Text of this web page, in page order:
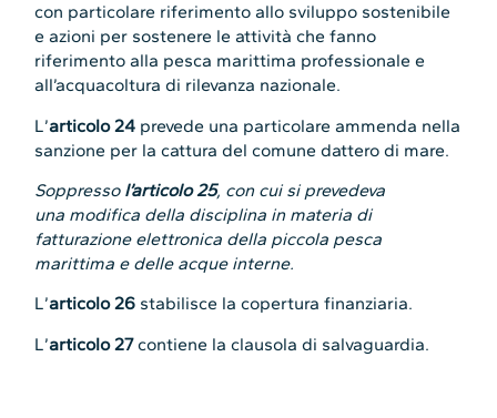
con particolare riferimento allo sviluppo sostenibile
e azioni per sostenere le attività che fanno
riferimento alla pesca marittima professionale e
all’acquacoltura di rilevanza nazionale.
L’articolo 24 prevede una particolare ammenda nella
sanzione per la cattura del comune dattero di mare.
Soppressol’articolo 25, con cui si prevedeva
una modifica della disciplina in materia di
fatturazione elettronica della piccola pesca
marittima e delle acque interne.
L’articolo 26 stabilisce la copertura finanziaria.
L’articolo 27contiene la clausola di salvaguardia.